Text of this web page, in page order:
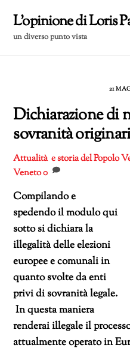
content
L'opinione di Loris
un diverso punto vista
21
Dichiarazione di
sovranità
Attualità e storia del Popolo
Veneto0
Compilando e
spedendo il modulo qui
sotto si dichiara la
illegalità delle elezioni
europee e comunali in
quanto svolte da enti
privi di sovranità legale.
In questa maniera
renderai illegale il
attualmente operato in